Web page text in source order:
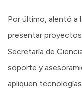
Por último, alentó a
presentar
Secretaría de
soporte y
apliquen tecnologías